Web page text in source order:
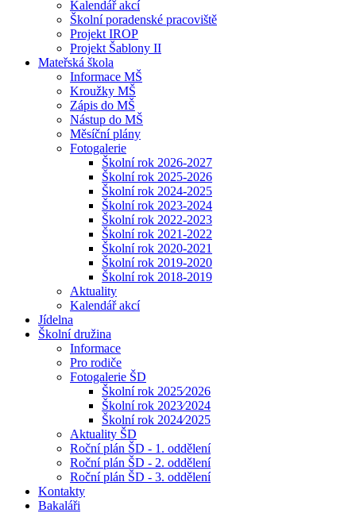
Kalendář akcí
Školní poradenské pracoviště
Projekt IROP
Projekt Šablony II
Mateřská škola
Informace MŠ
Kroužky MŠ
Zápis do MŠ
Nástup do MŠ
Měsíční plány
Fotogalerie
Školní rok 2026-2027
Školní rok 2025-2026
Školní rok 2024-2025
Školní rok 2023-2024
Školní rok 2022-2023
Školní rok 2021-2022
Školní rok 2020-2021
Školní rok 2019-2020
Školní rok 2018-2019
Aktuality
Kalendář akcí
Jídelna
Školní družina
Informace
Pro rodiče
Fotogalerie ŠD
Školní rok 2025⁄2026
Školní rok 2023⁄2024
Školní rok 2024⁄2025
Aktuality ŠD
Roční plán ŠD - 1. oddělení
Roční plán ŠD - 2. oddělení
Roční plán ŠD - 3. oddělení
Kontakty
Bakaláři